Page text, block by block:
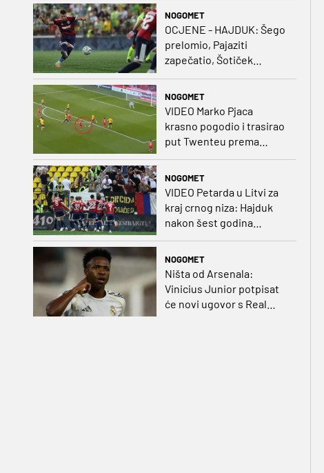
NOGOMET
OCJENE - HAJDUK: Šego
prelomio, Pajaziti
zapečatio, Šotiček
NOGOMET
VIDEO Marko Pjaca
krasno pogodio i trasirao
put Twenteu prema
važnoj pobjedi
NOGOMET
VIDEO Petarda u Litvi za
kraj crnog niza: Hajduk
nakon šest godina
NOGOMET
Ništa od Arsenala:
Vinicius Junior potpisat
će novi ugovor s Real